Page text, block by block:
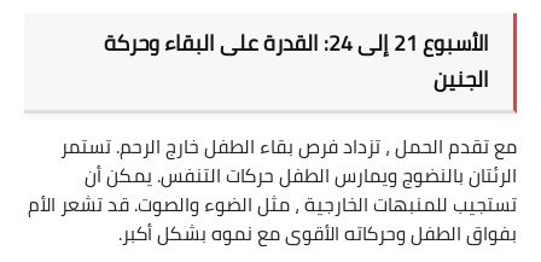
الأسبوع 21 إلى 24: القدرة على البقاء وحركة
الجنين
مع تقدم الحمل ، تزداد فرص بقاء الطفل خارج الرحم. تستمر
الرئتان بالنضوج ويمارس الطفل حركات التنفس. يمكن أن
تستجيب للمنبهات الخارجية ، مثل الضوء والصوت. قد تشعر الأم
بفواق الطفل وحركاته الأقوى مع نموه بشكل أكبر.